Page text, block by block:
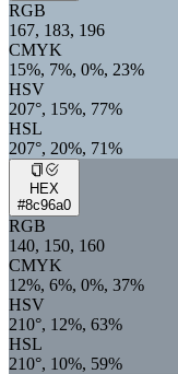
RGB
167, 183, 196
CMYK
15%, 7%, 0%, 23%
HSV
207°, 15%, 77%
HSL
207°, 20%, 71%
HEX
#8c96a0
RGB
140, 150, 160
CMYK
12%, 6%, 0%, 37%
HSV
210°, 12%, 63%
HSL
210°, 10%, 59%